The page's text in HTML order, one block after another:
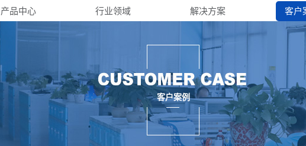
产品中心
转舌锁
寄存柜锁
智能电子锁
机箱机柜锁/把手锁
锁芯/按压锁
行业领域
智慧城市
3C周边
机车后装
解决方案
智能终端
智慧城市
交通工具
3C周边
商用锁
客户
客户案例